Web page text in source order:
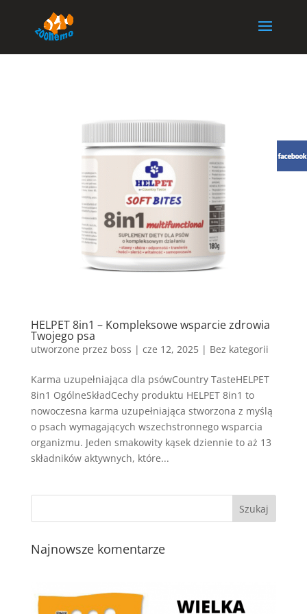
HELPET 8in1 – Kompleksowe wsparcie zdrowia
Twojego psa
utworzone przez boss | cze 12, 2025| Bez kategorii
Karma uzupełniająca dla psówCountry TasteHELPET
8in1 OgólneSkładCechy produktu HELPET 8in1 to
nowoczesna karma uzupełniająca stworzona z myślą
o psach wymagających wszechstronnego wsparcia
organizmu. Jeden smakowity kąsek dziennie to aż 13
składników aktywnych, które...
Najnowsze komentarze